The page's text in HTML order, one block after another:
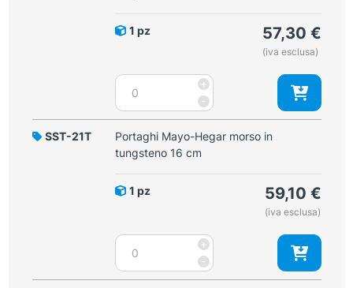
1 pz 57,30 €
(iva esclusa)
-
Portaghi
Mayo-
Hegar
morso
in
cm
+
SST-21T
Portaghi Mayo-Hegar morso in
tungsteno 16 cm
1 pz 59,10 €
(iva esclusa)
-
Portaghi
Mayo-
Hegar
+